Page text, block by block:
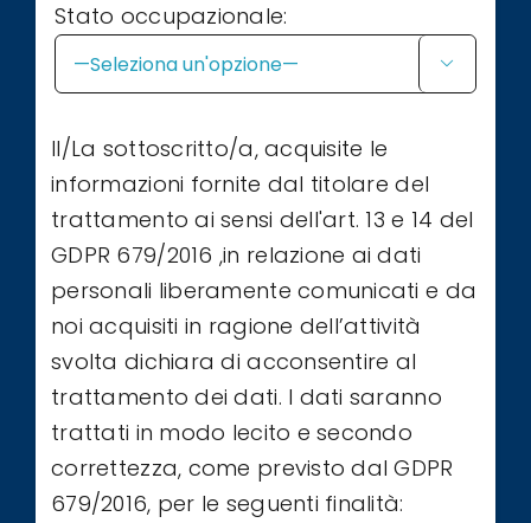
Stato occupazionale:

Il/La sottoscritto/a, acquisite le
informazioni fornite dal titolare del
trattamento ai sensi dell'art. 13 e 14 del
GDPR 679/2016 ,in relazione ai dati
personali liberamente comunicati e da
noi acquisiti in ragione dell’attività
svolta dichiara di acconsentire al
trattamento dei dati. I dati saranno
trattati in modo lecito e secondo
correttezza, come previsto dal GDPR
679/2016, per le seguenti finalità: